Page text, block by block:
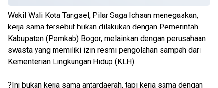
Wakil Wali Kota Tangsel, Pilar Saga Ichsan menegaskan,
kerja sama tersebut bukan dilakukan dengan Pemerintah
Kabupaten (Pemkab) Bogor, melainkan dengan perusahaan
swasta yang memiliki izin resmi pengolahan sampah dari
Kementerian Lingkungan Hidup (KLH).
?Ini bukan kerja sama antardaerah, tapi kerja sama dengan